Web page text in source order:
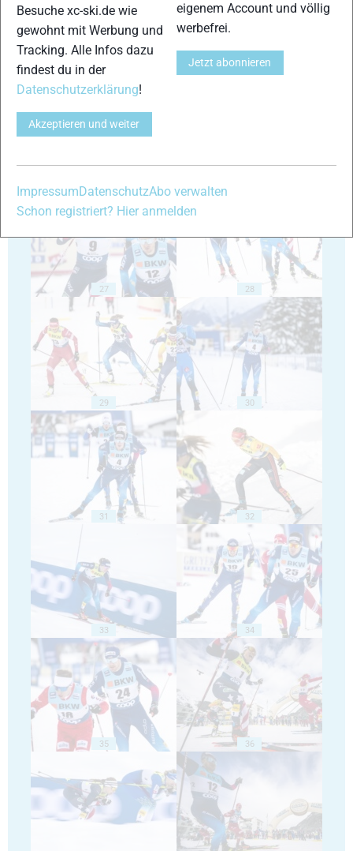
24
27 28
29 30
31 32
33 34
35 36
Besuche xc-ski.de wie
gewohnt mit Werbung und
Tracking. Alle Infos dazu
findest du in der
Datenschutzerklärung!
Akzeptieren und weiter
eigenem Account und völlig
werbefrei.
Jetzt abonnieren
ImpressumDatenschutzAbo verwalten
Schon registriert? Hier anmelden